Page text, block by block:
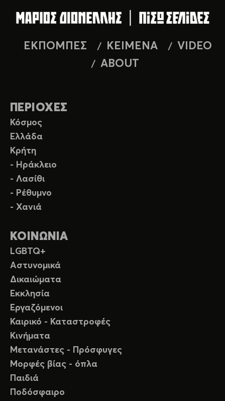
ΕΚΠΟΜΠΕΣ ΚΕΙΜΕΝΑ
VIDEO
ABOUT
ΠΕΡΙΟΧΕΣ
Κόσμος
Ελλάδα
Κρήτη
- Ηράκλειο
- Λασίθι
- Ρέθυμνο
- Χανιά
ΚΟΙΝΩΝΙΑ
LGBTQ+
Αστυνομικά
Δικαιώματα
Εκκλησία
Εργαζόμενοι
Καιρικό - Καταστροφές
Κινήματα
Μετανάστες - Πρόσφυγες
Μορφές βίας - όπλα
Παιδιά
Ποδόσφαιρο